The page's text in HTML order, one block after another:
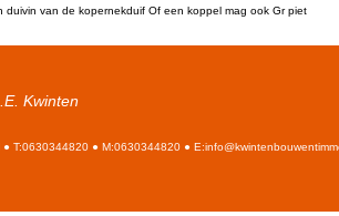
van de kopernekduif Of een koppel mag ook Gr piet
Kwinten
T:0630344820 ● M:0630344820 ●